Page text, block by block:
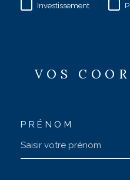
Investissement
VOS
PRÉNOM